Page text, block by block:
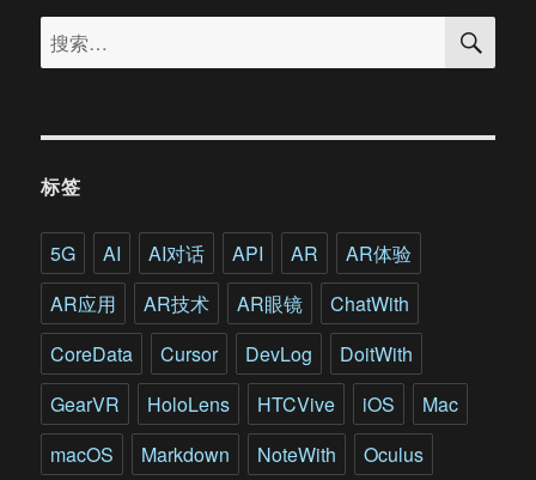
碧
特
戏
开
发
总
监
访
谈
录
搜
索：
搜
标签
5G AI AI对话 API AR
AR体验
AR应用
AR技术 AR眼镜
ChatWith
CoreData
Cursor DevLog
DoitWith
GearVR
HoloLens HTCVive iOS
Mac
macOS
Markdown NoteWith
Oculus